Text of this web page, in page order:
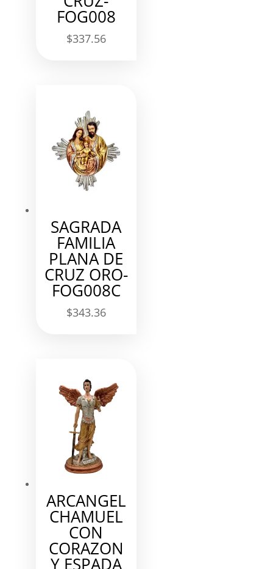
FOG008
$337.56
SAGRADA
FAMILIA
PLANA DE
CRUZ ORO-
FOG008C
$343.36
ARCANGEL
CHAMUEL
CON
CORAZON
Y ESPADA